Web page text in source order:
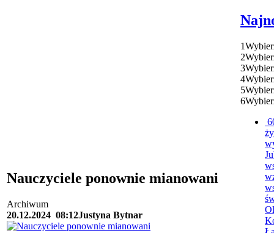
Nauczyciele ponownie mianowani
Archiwum
20.12.2024 08:12Justyna Bytnar
1
2
3
4
5
6